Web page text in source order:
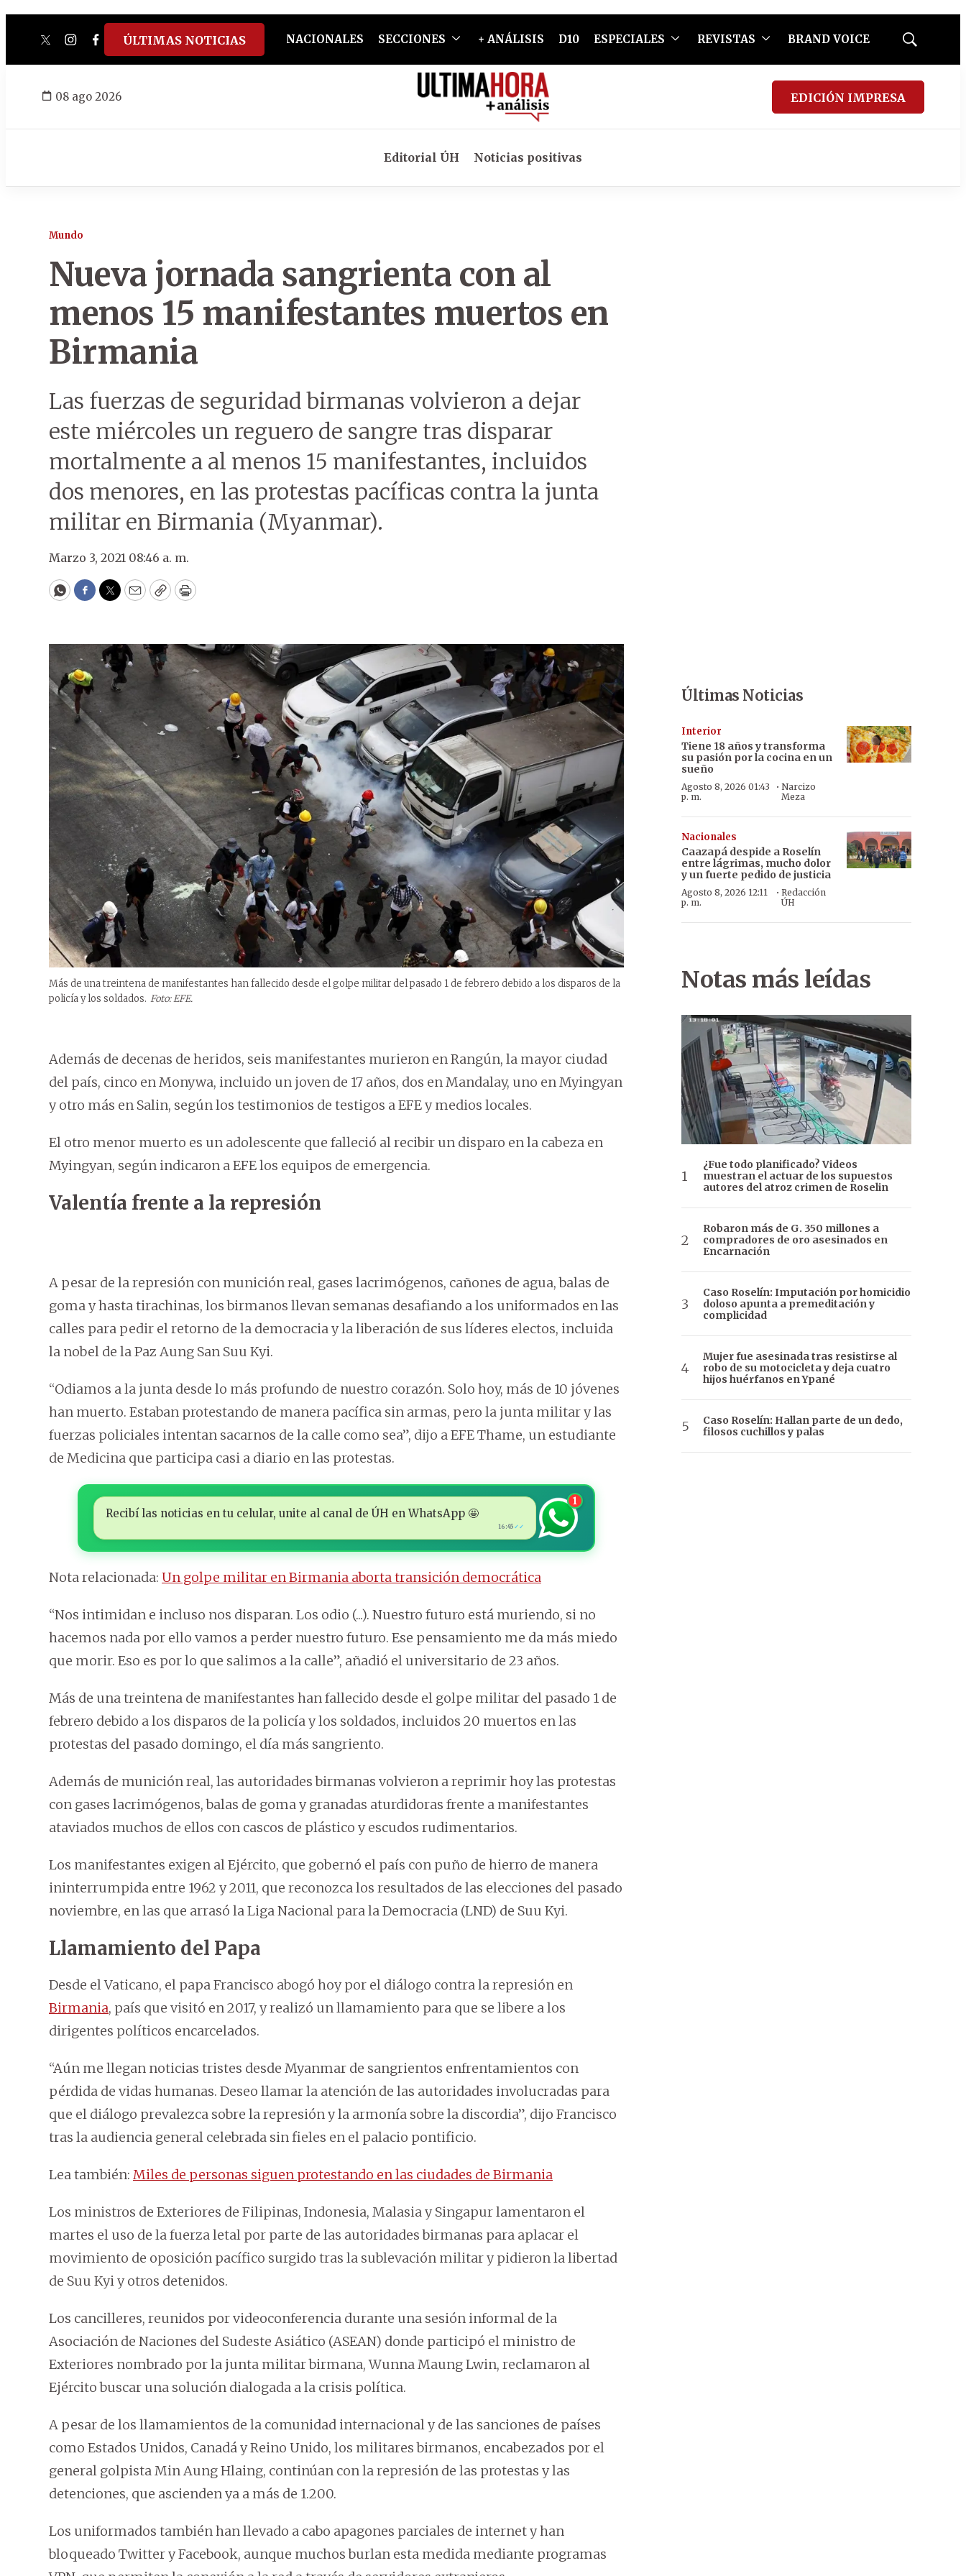
twitterinstagram
facebook
tiktokyoutube
spotify
ÚLTIMAS NOTICIAS NACIONALES SECCIONES + ANÁLISIS D10 ESPECIALES REVISTAS BRAND VOICE
Mostrar
08 ago 2026 EDICIÓN IMPRESA
Editorial ÚH Noticias positivas
Mundo
Nueva jornada sangrienta con al
menos 15 manifestantes muertos en
Birmania
Las fuerzas de seguridad birmanas volvieron a dejar
este miércoles un reguero de sangre tras disparar
mortalmente a al menos 15 manifestantes, incluidos
dos menores, en las protestas pacíficas contra la junta
militar en Birmania (Myanmar).
Marzo 3, 2021 08:46 a. m.
WhatsApp
Facebook
Twitter
EmailCopyPrint
Más de una treintena de manifestantes han fallecido desde el golpe militar del pasado 1 de febrero debido a los disparos de la
policía y los soldados. Foto: EFE.
Además de decenas de heridos, seis manifestantes murieron en Rangún, la mayor ciudad
del país, cinco en Monywa, incluido un joven de 17 años, dos en Mandalay, uno en Myingyan
y otro más en Salin, según los testimonios de testigos a EFE y medios locales.
El otro menor muerto es un adolescente que falleció al recibir un disparo en la cabeza en
Myingyan, según indicaron a EFE los equipos de emergencia.
Valentía frente a la represión
A pesar de la represión con munición real, gases lacrimógenos, cañones de agua, balas de
goma y hasta tirachinas, los birmanos llevan semanas desafiando a los uniformados en las
calles para pedir el retorno de la democracia y la liberación de sus líderes electos, incluida
la nobel de la Paz Aung San Suu Kyi.
“Odiamos a la junta desde lo más profundo de nuestro corazón. Solo hoy, más de 10 jóvenes
han muerto. Estaban protestando de manera pacífica sin armas, pero la junta militar y las
fuerzas policiales intentan sacarnos de la calle como sea”, dijo a EFE Thame, un estudiante
de Medicina que participa casi a diario en las protestas.
Recibí las noticias en tu celular, unite al canal de ÚH en WhatsApp 🤩
16:45 ✓✓
1
Nota relacionada: Un golpe militar en Birmania aborta transición democrática
“Nos intimidan e incluso nos disparan. Los odio (...). Nuestro futuro está muriendo, si no
hacemos nada por ello vamos a perder nuestro futuro. Ese pensamiento me da más miedo
que morir. Eso es por lo que salimos a la calle”, añadió el universitario de 23 años.
Más de una treintena de manifestantes han fallecido desde el golpe militar del pasado 1 de
febrero debido a los disparos de la policía y los soldados, incluidos 20 muertos en las
protestas del pasado domingo, el día más sangriento.
Además de munición real, las autoridades birmanas volvieron a reprimir hoy las protestas
con gases lacrimógenos, balas de goma y granadas aturdidoras frente a manifestantes
ataviados muchos de ellos con cascos de plástico y escudos rudimentarios.
Los manifestantes exigen al Ejército, que gobernó el país con puño de hierro de manera
ininterrumpida entre 1962 y 2011, que reconozca los resultados de las elecciones del pasado
noviembre, en las que arrasó la Liga Nacional para la Democracia (LND) de Suu Kyi.
Llamamiento del Papa
Desde el Vaticano, el papa Francisco abogó hoy por el diálogo contra la represión en
Birmania, país que visitó en 2017, y realizó un llamamiento para que se libere a los
dirigentes políticos encarcelados.
“Aún me llegan noticias tristes desde Myanmar de sangrientos enfrentamientos con
pérdida de vidas humanas. Deseo llamar la atención de las autoridades involucradas para
que el diálogo prevalezca sobre la represión y la armonía sobre la discordia”, dijo Francisco
tras la audiencia general celebrada sin fieles en el palacio pontificio.
Lea también: Miles de personas siguen protestando en las ciudades de Birmania
Los ministros de Exteriores de Filipinas, Indonesia, Malasia y Singapur lamentaron el
martes el uso de la fuerza letal por parte de las autoridades birmanas para aplacar el
movimiento de oposición pacífico surgido tras la sublevación militar y pidieron la libertad
de Suu Kyi y otros detenidos.
Los cancilleres, reunidos por videoconferencia durante una sesión informal de la
Asociación de Naciones del Sudeste Asiático (ASEAN) donde participó el ministro de
Exteriores nombrado por la junta militar birmana, Wunna Maung Lwin, reclamaron al
Ejército buscar una solución dialogada a la crisis política.
A pesar de los llamamientos de la comunidad internacional y de las sanciones de países
como Estados Unidos, Canadá y Reino Unido, los militares birmanos, encabezados por el
general golpista Min Aung Hlaing, continúan con la represión de las protestas y las
detenciones, que ascienden ya a más de 1.200.
Los uniformados también han llevado a cabo apagones parciales de internet y han
bloqueado Twitter y Facebook, aunque muchos burlan esta medida mediante programas
Últimas Noticias
Interior
Tiene 18 años y transforma
su pasión por la cocina en un
sueño
Agosto 8, 2026 01:43
p. m.
·Narcizo
Meza
Nacionales
Caazapá despide a Roselín
entre lágrimas, mucho dolor
y un fuerte pedido de justicia
Agosto 8, 2026 12:11
p. m.
· Redacción
ÚH
Notas más leídas
¿Fue todo planificado? Videos
muestran el actuar de los supuestos
autores del atroz crimen de Roselin
Robaron más de G. 350 millones a
compradores de oro asesinados en
Encarnación
Caso Roselín: Imputación por homicidio
doloso apunta a premeditación y
complicidad
Mujer fue asesinada tras resistirse al
robo de su motocicleta y deja cuatro
hijos huérfanos en Ypané
Caso Roselín: Hallan parte de un dedo,
filosos cuchillos y palas